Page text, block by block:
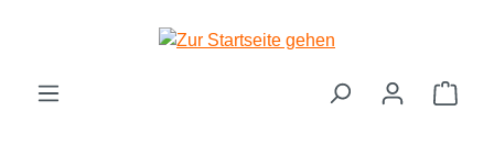
Zum Hauptinhalt springen